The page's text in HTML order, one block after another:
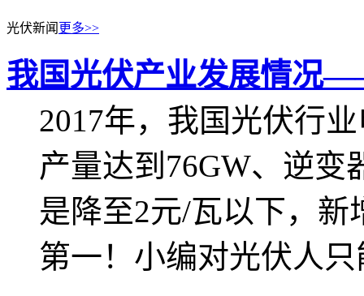
光伏新闻 更多>>
我国光伏产业发展情况
2017年，我国光伏行
产量达到76GW、逆变
是降至2元/瓦以下，新
第一！小编对光伏人